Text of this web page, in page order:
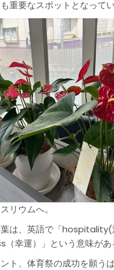
重要なスポットとなってい
リウムへ。
は、英語で「hospitality(
幸運）」という意味があ
ト、体育祭の成功を願うば